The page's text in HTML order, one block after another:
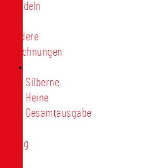
Treunadeln
Besondere
Auszeichnungen
Silberne
Heine
Gesamtausgabe
Satzung